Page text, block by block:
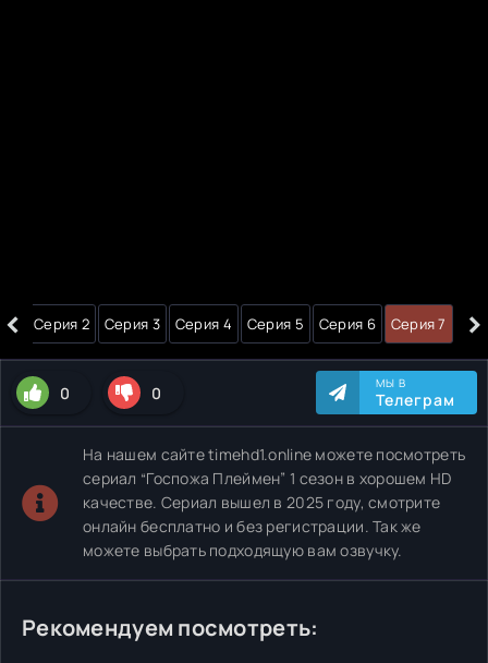
‹
1 Серия 2 Серия 3 Серия 4 Серия 5 Серия 6 Серия 7 ›
0 0 МЫ В
Телеграм
На нашем сайте timehd1.online можете посмотреть
сериал “Госпожа Плеймен” 1 сезон в хорошем HD
качестве. Сериал вышел в 2025 году, смотрите
онлайн бесплатно и без регистрации. Так же
можете выбрать подходящую вам озвучку.
Рекомендуем посмотреть: